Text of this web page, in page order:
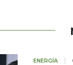
ENERGÍA